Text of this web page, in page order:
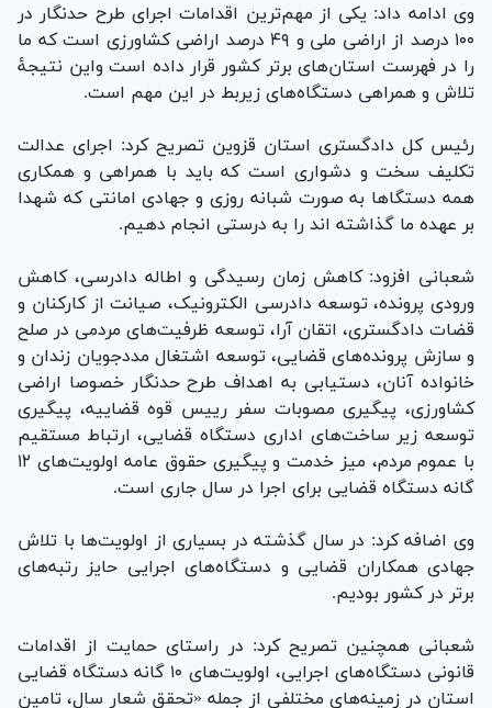
وی ادامه داد: یکی از مهم‌ترین اقدامات اجرای طرح حدنگار در
۱۰۰ درصد از اراضی ملی و ۴۹ درصد اراضی کشاورزی است که ما
را در فهرست استان‌های برتر کشور قرار داده است واین نتیجۀ
تلاش و همراهی دستگاه‌های زیربط در این مهم است.
رئیس کل دادگستری استان قزوین تصریح کرد: اجرای عدالت
تکلیف سخت و دشواری است که باید با همراهی و همکاری
همه دستگا‌ها به صورت شبانه روزی و جهادی امانتی که شهدا
بر عهده ما گذاشته اند را به درستی انجام دهیم.
شعبانی افزود: کاهش زمان رسیدگی و اطاله دادرسی، کاهش
ورودی پرونده، توسعه دادرسی الکترونیک، صیانت از کارکنان و
قضات دادگستری، اتقان آرا، توسعه ظرفیت‌های مردمی در صلح
و سازش پرونده‌های قضایی، توسعه اشتغال مددجویان زندان و
خانواده آنان، دستیابی به اهداف طرح حدنگار خصوصا اراضی
کشاورزی، پیگیری مصوبات سفر رییس قوه قضاییه، پیگیری
توسعه زیر ساخت‌های اداری دستگاه قضایی، ارتباط مستقیم
با عموم مردم، میز خدمت و پیگیری حقوق عامه اولویت‌های ۱۲
گانه دستگاه قضایی برای اجرا در سال جاری است.
وی اضافه کرد: در سال گذشته در بسیاری از اولویت‌ها با تلاش
جهادی همکاران قضایی و دستگاه‌های اجرایی حایز رتبه‌های
برتر در کشور بودیم.
شعبانی همچنین تصریح کرد: در راستای حمایت از اقدامات
قانونی دستگاه‌های اجرایی، اولویت‌های ۱۰ گانه دستگاه قضایی
استان در زمینه‌های مختلفی از جمله «تحقق شعار سال، تامین